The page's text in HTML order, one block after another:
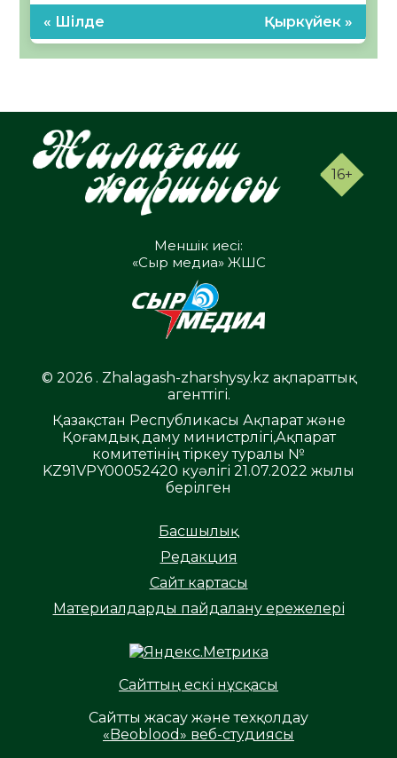
« Шілде Қыркүйек »
16+
Меншік иесі:
«Сыр медиа» ЖШС
© 2026 . Zhalagash-zharshysy.kz ақпараттық
агенттігі.
Қазақстан Республикасы Ақпарат және
Қоғамдық даму министрлігі,Ақпарат
комитетінің тіркеу туралы №
KZ91VPY00052420 куәлігі 21.07.2022 жылы
берілген
Басшылық
Редакция
Сайт картасы
Материалдарды пайдалану ережелері
Сайттың ескі нұсқасы
Сайтты жасау және техқолдау
«Beoblood» веб-студиясы